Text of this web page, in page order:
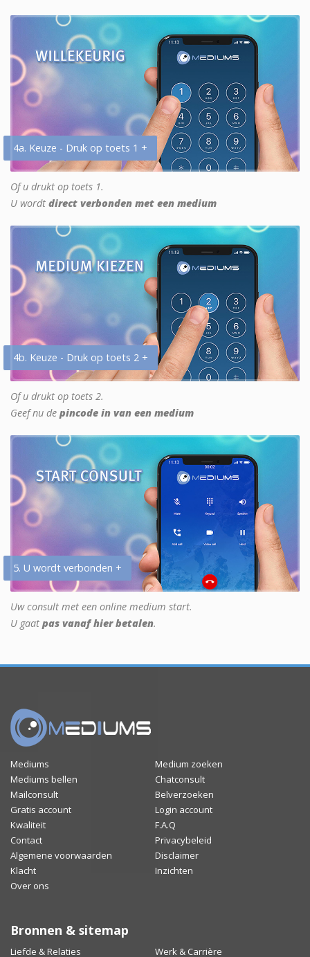
4a. Keuze - Druk op toets 1 +
Of u drukt op toets 1.
U wordt direct verbonden met een medium
4b. Keuze - Druk op toets 2 +
Of u drukt op toets 2.
Geef nu de pincode in van een medium
5. U wordt verbonden +
Uw consult met een online medium start.
U gaat pas vanaf hier betalen.
Mediums
Medium zoeken
Mediums bellen
Chatconsult
Mailconsult
Belverzoeken
Gratis account
Login account
Kwaliteit
F.A.Q
Contact
Privacybeleid
Algemene voorwaarden
Disclaimer
Klacht
Inzichten
Over ons
Bronnen & sitemap
Liefde & Relaties Werk & Carrière